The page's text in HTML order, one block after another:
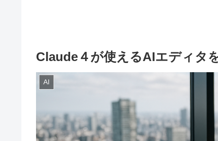
Claude４が使えるAIエディタ
AI